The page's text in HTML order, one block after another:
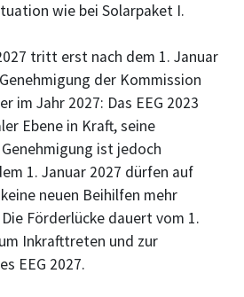
wie bei Solarpaket I.
tritt erst nach dem 1. Januar
der Kommission
im Jahr 2027: Das EEG 2023
Ebene in Kraft, seine
ist jedoch
1. Januar 2027 dürfen auf
neuen Beihilfen mehr
Förderlücke dauert vom 1.
Inkrafttreten und zur
EEG 2027.